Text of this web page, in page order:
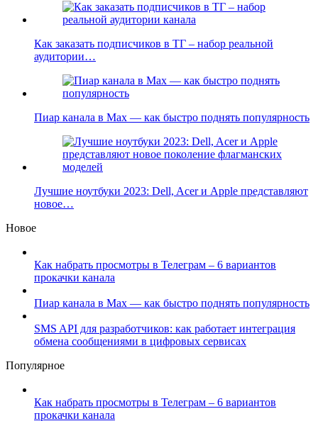
Как заказать подписчиков в ТГ – набор реальной
аудитории…
Пиар канала в Max — как быстро поднять популярность
Лучшие ноутбуки 2023: Dell, Acer и Apple представляют
новое…
Новое
Как набрать просмотры в Телеграм – 6 вариантов
прокачки канала
Пиар канала в Max — как быстро поднять популярность
SMS API для разработчиков: как работает интеграция
обмена сообщениями в цифровых сервисах
Популярное
Как набрать просмотры в Телеграм – 6 вариантов
прокачки канала